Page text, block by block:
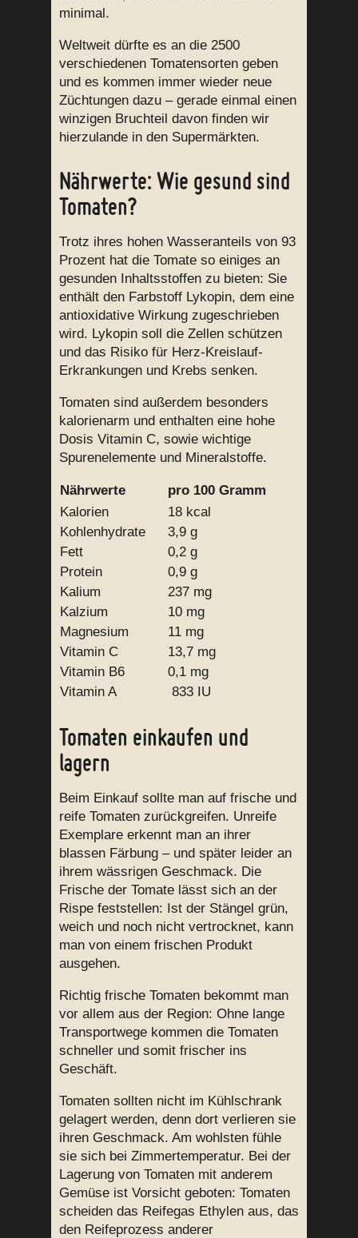
minimal.
Weltweit dürfte es an die 2500
verschiedenen Tomatensorten geben
und es kommen immer wieder neue
Züchtungen dazu – gerade einmal einen
winzigen Bruchteil davon finden wir
hierzulande in den Supermärkten.
Nährwerte: Wie gesund sind
Tomaten?
Trotz ihres hohen Wasseranteils von 93
Prozent hat die Tomate so einiges an
gesunden Inhaltsstoffen zu bieten: Sie
enthält den Farbstoff Lykopin, dem eine
antioxidative Wirkung zugeschrieben
wird. Lykopin soll die Zellen schützen
und das Risiko für Herz-Kreislauf-
Erkrankungen und Krebs senken.
Tomaten sind außerdem besonders
kalorienarm und enthalten eine hohe
Dosis Vitamin C, sowie wichtige
Spurenelemente und Mineralstoffe.
Nährwerte
pro 100 Gramm
Kalorien
18 kcal
Kohlenhydrate
3,9 g
Fett
0,2 g
Protein
0,9 g
Kalium
237 mg
Kalzium
10 mg
Magnesium
11 mg
Vitamin C
13,7 mg
Vitamin B6
0,1 mg
Vitamin A
833 IU
Tomaten einkaufen und
lagern
Beim Einkauf sollte man auf frische und
reife Tomaten zurückgreifen. Unreife
Exemplare erkennt man an ihrer
blassen Färbung – und später leider an
ihrem wässrigen Geschmack. Die
Frische der Tomate lässt sich an der
Rispe feststellen: Ist der Stängel grün,
weich und noch nicht vertrocknet, kann
man von einem frischen Produkt
ausgehen.
Richtig frische Tomaten bekommt man
vor allem aus der Region: Ohne lange
Transportwege kommen die Tomaten
schneller und somit frischer ins
Geschäft.
Tomaten sollten nicht im Kühlschrank
gelagert werden, denn dort verlieren sie
ihren Geschmack. Am wohlsten fühle
sie sich bei Zimmertemperatur. Bei der
Lagerung von Tomaten mit anderem
Gemüse ist Vorsicht geboten: Tomaten
scheiden das Reifegas Ethylen aus, das
den Reifeprozess anderer